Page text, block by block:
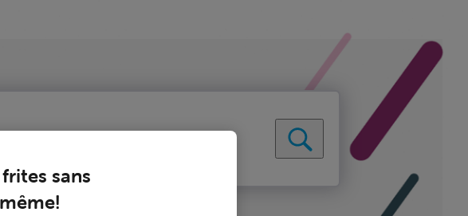
sans